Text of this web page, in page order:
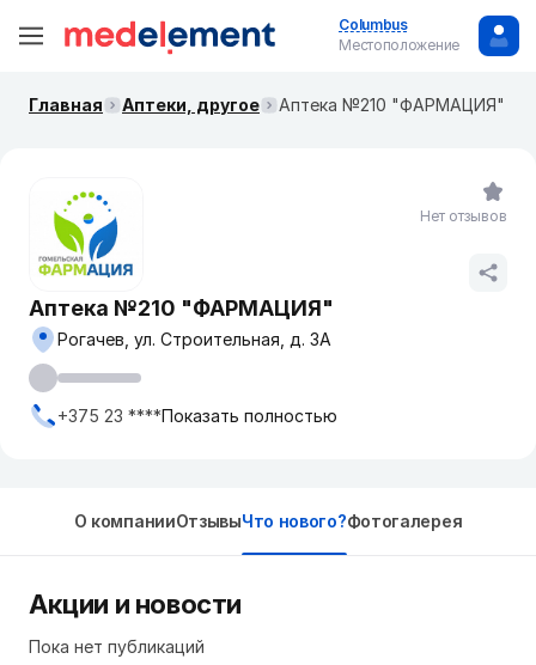
Columbus
Местоположение
Главная Аптеки, другое Аптека №210 "ФАРМАЦИЯ"
Аптека №210 "ФАРМАЦИЯ"
Рогачев, ул. Строительная, д. 3А
+375 23 ****Показать полностью
Нет отзывов
О компанииОтзывыЧто нового?Фотогалерея
Акции и новости
Пока нет публикаций